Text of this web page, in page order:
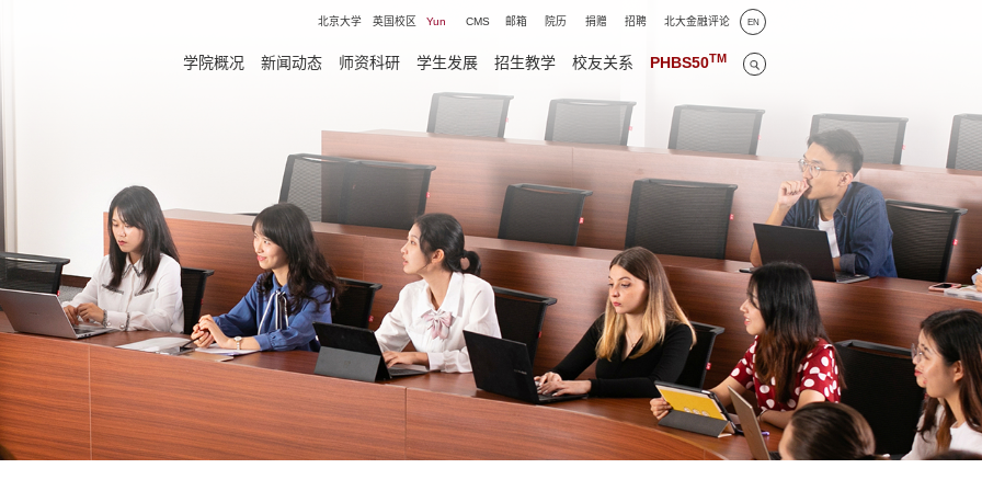
北京大学 英国校区 Yun CMS 邮箱 院历 捐赠 招聘 北大金融评论 EN
学院概况 新闻动态 师资科研 学生发展 招生教学 校友关系 PHBS50TM